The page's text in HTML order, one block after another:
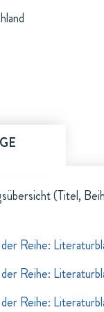
(Titel,
Reihe:
Reihe:
Reihe: